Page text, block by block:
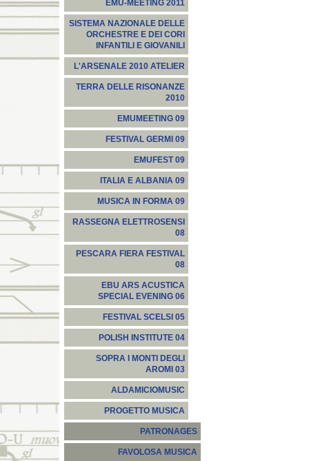
EMU-MEETING 2011
SISTEMA NAZIONALE DELLE
ORCHESTRE E DEI CORI
INFANTILI E GIOVANILI
L'ARSENALE 2010 ATELIER
TERRA DELLE RISONANZE
2010
EMUMEETING 09
FESTIVAL GERMI 09
EMUFEST 09
ITALIA E ALBANIA 09
MUSICA IN FORMA 09
RASSEGNA ELETTROSENSI
08
PESCARA FIERA FESTIVAL
08
EBU ARS ACUSTICA
SPECIAL EVENING 06
FESTIVAL SCELSI 05
POLISH INSTITUTE 04
SOPRA I MONTI DEGLI
AROMI 03
ALDAMICIOMUSIC
PROGETTO MUSICA
PATRONAGES
FAVOLOSA MUSICA